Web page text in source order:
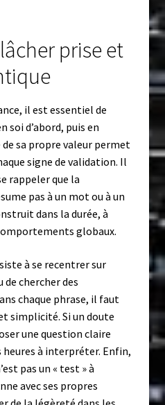
prise et
il est essentiel de
soi d’abord, puis en
de sa propre valeur permet
signe de validation. Il
rappeler que la
pas à un mot ou à un
dans la durée, à
globaux.
à se recentrer sur
chercher des
chaque phrase, il faut
simplicité. Si un doute
une question claire
heures à interpréter. Enfin,
pas un « test » à
avec ses propres